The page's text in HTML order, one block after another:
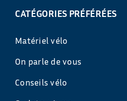
CATÉGORIES PRÉFÉRÉES
Matériel vélo
On parle de vous
Conseils vélo